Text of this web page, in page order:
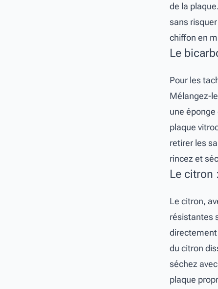
de la
sans
chiffon en
Le
Pour les
Mélangez-
une
plaque
retirer les
rincez et
Le citron
Le citron,
résistantes
directement
du citron
séchez
plaque